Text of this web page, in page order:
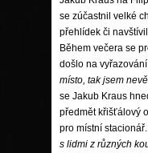
se zúčastnil velké
přehlídek či
Během večera se
došlo na
místo, tak jsem
se Jakub Kraus
předmět křišťálový
pro místní stacionář.
s lidmi z různých